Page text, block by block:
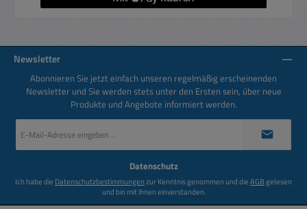
Newsletter
Abonnieren Sie jetzt einfach unseren regelmäßig erscheinenden
Newsletter und Sie werden stets unter den Ersten sein, über neue
Produkte und Angebote informiert werden.
Mail-
Datenschutz
Ich habe die Datenschutzbestimmungenzur Kenntnis genommen und dieAGBgelesen
und bin mit ihnen einverstanden.